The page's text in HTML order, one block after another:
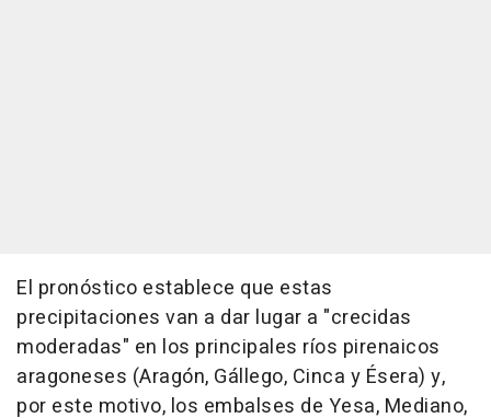
El pronóstico establece que estas
precipitaciones van a dar lugar a "crecidas
moderadas" en los principales ríos pirenaicos
aragoneses (Aragón, Gállego, Cinca y Ésera) y,
por este motivo, los embalses de Yesa, Mediano,